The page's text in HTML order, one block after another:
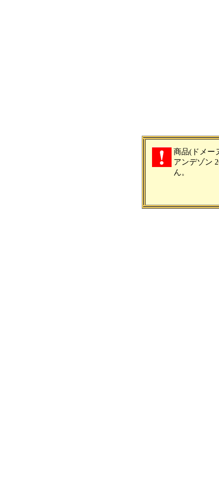
商品(ドメー
アンデゾン
ん。